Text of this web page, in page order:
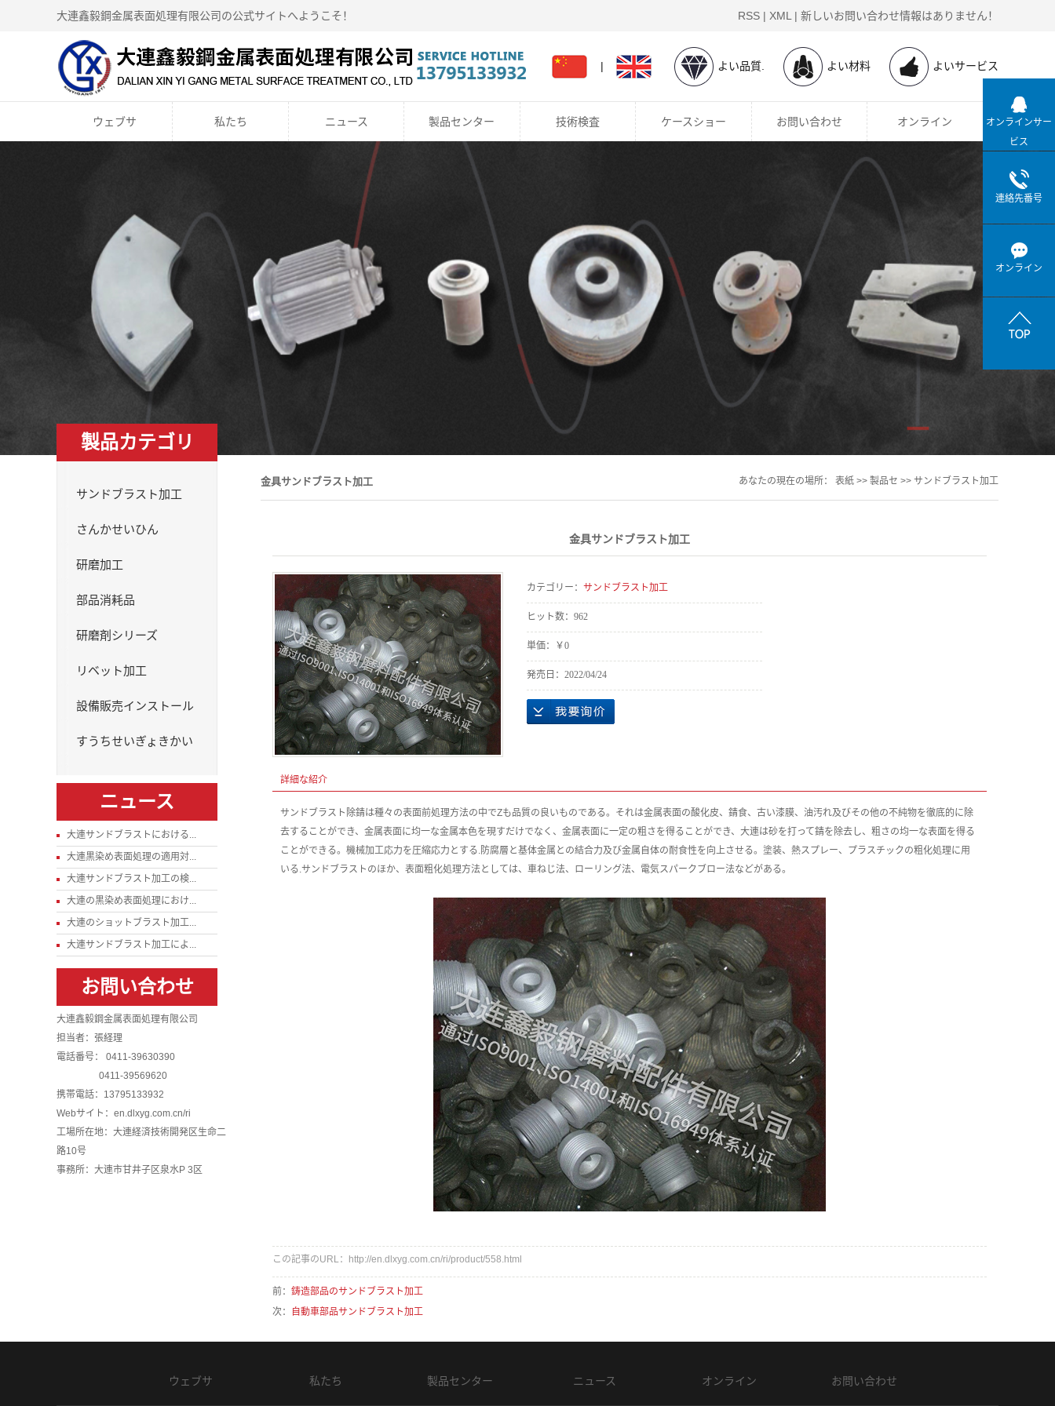
大連鑫毅鋼金属表面処理有限公司の公式サイトへようこそ！ RSS | XML | 新しいお問い合わせ情報はありません！
| よい品質. よい材料 よいサービス
ウェブサ 私たち ニュース 製品センター 技術検査 ケースショー お問い合わせ オンライン
製品カテゴリ
サンドブラスト加工
さんかせいひん
研磨加工
部品消耗品
研磨剤シリーズ
リベット加工
設備販売インストール
すうちせいぎょきかい
ニュース
大連サンドブラストにおける...
大連黒染め表面処理の適用対...
大連サンドブラスト加工の検...
大連の黒染め表面処理におけ...
大連のショットブラスト加工...
大連サンドブラスト加工によ...
お問い合わせ
大連鑫毅鋼金属表面処理有限公司
担当者：張経理
電話番号： 0411-39630390
0411-39569620
携帯電話：13795133932
Webサイト：en.dlxyg.com.cn/ri
工場所在地：大連経済技術開発区生命二
路10号
事務所：大連市甘井子区泉水P 3区
金具サンドブラスト加工 あなたの現在の場所： 表紙 >> 製品セ >> サンドブラスト加工
金具サンドブラスト加工
カテゴリー： サンドブラスト加工
ヒット数： 962
単価： ￥0
発売日： 2022/04/24
詳細な紹介
サンドブラスト除錆は種々の表面前処理方法の中でZも品質の良いものである。それは金属表面の酸化皮、錆食、古い漆膜、油汚れ及びその他の不純物を徹底的に除
去することができ、金属表面に均一な金属本色を現すだけでなく、金属表面に一定の粗さを得ることができ、大連は砂を打って錆を除去し、粗さの均一な表面を得る
ことができる。機械加工応力を圧縮応力とする.防腐層と基体金属との結合力及び金属自体の耐食性を向上させる。塗装、熱スプレー、プラスチックの粗化処理に用
いる.サンドブラストのほか、表面粗化処理方法としては、車ねじ法、ローリング法、電気スパークブロー法などがある。
この記事のURL：http://en.dlxyg.com.cn/ri/product/558.html
前： 鋳造部品のサンドブラスト加工
次：
自動車部品サンドブラスト加工
ウェブサ 私たち 製品センター ニュース オンライン お問い合わせ
オンラインサー
ビス
連絡先番号
オンライン